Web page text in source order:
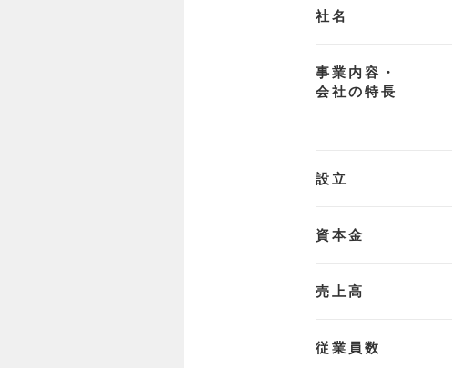
社名
事業内容・
会社の特長
設立
資本金
売上高
従業員数